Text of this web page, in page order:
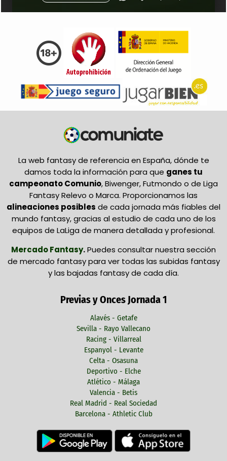
La web fantasy de referencia en España, dónde te
damos toda la información para que ganes tu
campeonato Comunio, Biwenger, Futmondo o de Liga
Fantasy Relevo o Marca. Proporcionamos las
alineaciones posibles de cada jornada más fiables del
mundo fantasy, gracias al estudio de cada uno de los
equipos de LaLiga de manera detallada y profesional.
Mercado Fantasy.Puedes consultar nuestra sección
de mercado fantasy para ver todas las subidas fantasy
y las bajadas fantasy de cada día.
Previas y Onces Jornada 1
Alavés - Getafe
Sevilla - Rayo Vallecano
Racing - Villarreal
Espanyol - Levante
Celta - Osasuna
Deportivo - Elche
Atlético - Málaga
Valencia - Betis
Real Madrid - Real Sociedad
Barcelona - Athletic Club